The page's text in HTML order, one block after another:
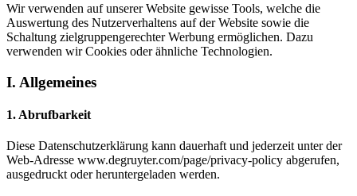
Wir verwenden auf unserer Website gewisse Tools, welche die
Auswertung des Nutzerverhaltens auf der Website sowie die
Schaltung zielgruppengerechter Werbung ermöglichen. Dazu
verwenden wir Cookies oder ähnliche Technologien.
I. Allgemeines
1. Abrufbarkeit
Diese Datenschutzerklärung kann dauerhaft und jederzeit unter der
Web-Adresse www.degruyter.com/page/privacy-policy abgerufen,
ausgedruckt oder heruntergeladen werden.